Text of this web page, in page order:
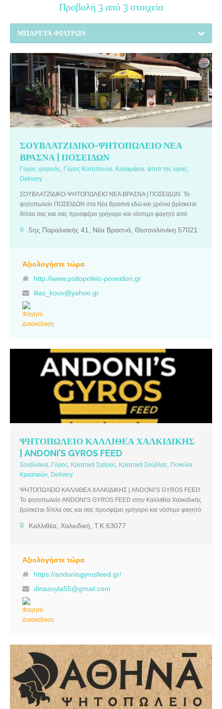
Προβολή 3 από 3 στοιχεία
ΜΠΑΡΈΤΑ ΦΊΛΤΡΩΝ
ΣΟΥΒΛΑΤΖΙΔΙΚΟ-ΨΗΤΟΠΩΛΕΙΟ ΝΕΑ
ΒΡΑΣΝΑ | ΠΟΣΕΙΔΩΝ
Γύρος χοιρινός, Γύρος Κοτόπουλο, Καλαμάκια, ψητά της ώρας,
Delivery
ΣΟΥΒΛΑΤΖΙΔΙΚΟ-ΨΗΤΟΠΩΛΕΙΟ ΝΕΑ ΒΡΑΣΝΑ | ΠΟΣΕΙΔΩΝ. Το
ψητοπωλείο ΠΟΣΕΙΔΩΝ στα Νέα Βρασνά εδώ και χρόνια βρίσκεται
δίπλα σας και σας προσφέρει γρήγορο και νόστιμο φαγητό από
έμπειρους ψήστες μας σας προσφέρουμε μια μοναδική εμπειρία
5ης Παραλιακής 41, Νέα Βρασνά, Θεσσαλονίκη 57021
Αξιολογήστε τώρα
http://www.psitopoleio-poseidon.gr
ilias_kouv@yahoo.gr
ΨΗΤΟΠΩΛΕΙΟ ΚΑΛΛΙΘΕΑ ΧΑΛΚΙΔΙΚΗΣ
| ANDONI’S GYROS FEED
Σουβλάκια, Γύρος, Κρεατικά Σχάρας, Κρεατικά Σούβλας, Ποικιλία
Κρεατικών, Delivery.
ΨΗΤΟΠΩΛΕΙΟ ΚΑΛΛΙΘΕΑ ΧΑΛΚΙΔΙΚΗΣ | ANDONI’S GYROS FEED
Το ψητοπωλείο ANDONI’S GYROS FEED στην Καλλιθέα Χαλκιδικής
βρίσκεται δίπλα σας και σας προσφέρει γρήγορο και νόστιμο φαγητό
έμπειρους ψήστες μας σας προσφέρουμε μια μοναδική εμπειρία
τα πρότυπα υγιεινής, καθημερινά δημιουργούμε για εσάς μοναδικές
και πεντανόστιμα, στο χώρο σας, με ένα απλό τηλεφώνημα.
Καλλιθέα, Χαλκιδική, Τ.Κ.63077
Αξιολογήστε τώρα
https://andonisgyrosfeed.gr/
dinasoyla55@gmail.com